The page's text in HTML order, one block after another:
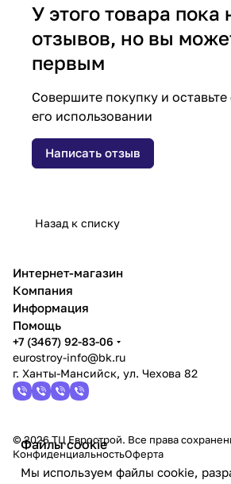
У этого товара пока
отзывов, но вы
первым
Совершите покупку и
его использовании
Написать отзыв
Назад к списку
Файлы cookie
Мы используем файлы cookie,
Интернет-магазин
Компания
Информация
Помощь
+7 (3467) 92-83-06
eurostroy-info@bk.ru
г. Ханты-Мансийск, ул. Чехова 82
© 2026 ТЦ Еврострой. Все права
КонфиденциальностьОферта